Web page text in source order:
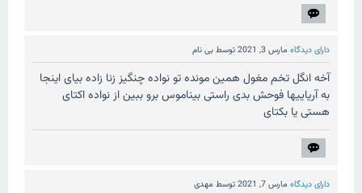
دارای دیدگاه مارس 3, 2021 توسطبی نام
آخه انگل تخم مغول همین مونده تو نواده چنگیز زنا زاده بیای اینجا
به آریاییها فوحش بدی راستی بیناموس برو ببین از نواده اکتای
هستی یا بکتای
دارای دیدگاه مارس 7, 2021 توسط مهدی